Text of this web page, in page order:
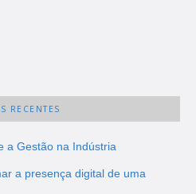
RECENTES
a Gestão na Indústria
a presença digital de uma